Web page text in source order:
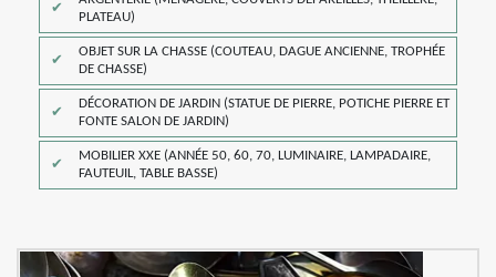
PLATEAU)
OBJET SUR LA CHASSE (COUTEAU, DAGUE ANCIENNE, TROPHÉE
DE CHASSE)
DÉCORATION DE JARDIN (STATUE DE PIERRE, POTICHE PIERRE ET
FONTE SALON DE JARDIN)
MOBILIER XXE (ANNÉE 50, 60, 70, LUMINAIRE, LAMPADAIRE,
FAUTEUIL, TABLE BASSE)